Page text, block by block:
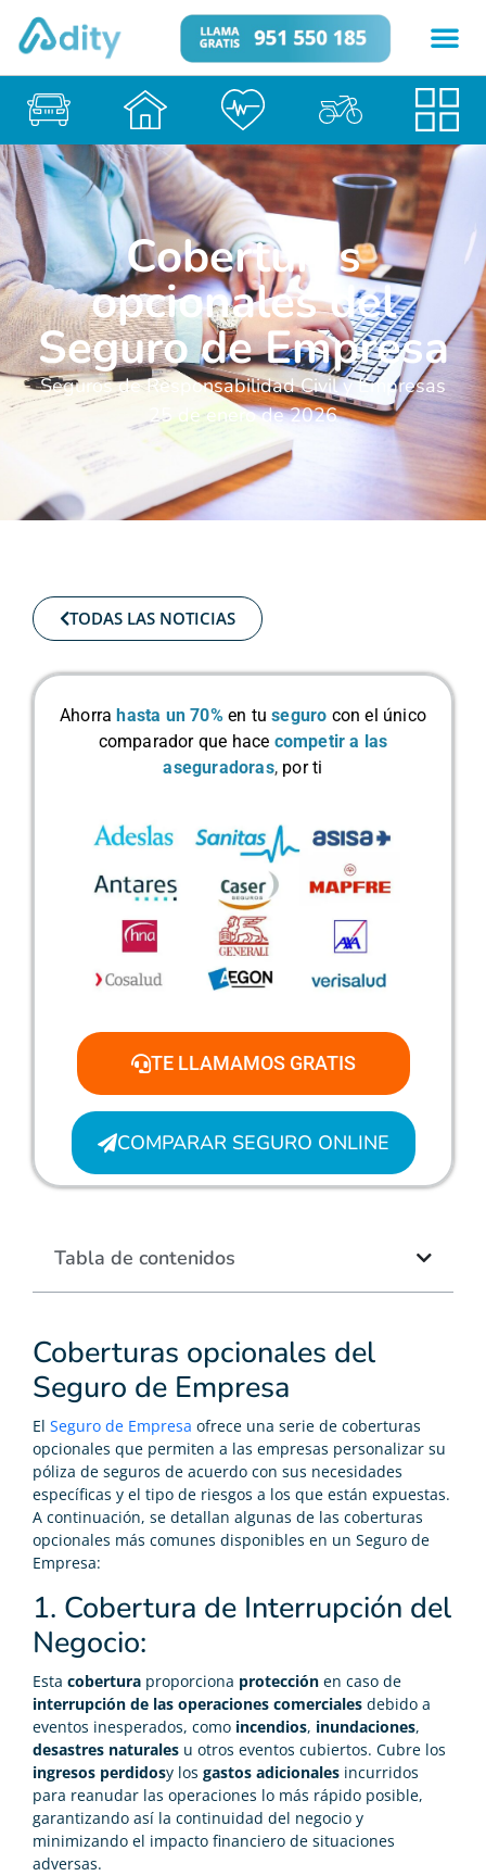
Coberturas
opcionales del
Seguro de Empresa
Seguros de Responsabilidad Civil y Empresas
25 de enero de 2026
Coberturas opcionales del
Seguro de Empresa
El Seguro de Empresa ofrece una serie de coberturas
opcionales que permiten a las empresas personalizar su
póliza de seguros de acuerdo con sus necesidades
específicas y el tipo de riesgos a los que están expuestas.
A continuación, se detallan algunas de las coberturas
opcionales más comunes disponibles en un Seguro de
Empresa:
1. Cobertura de Interrupción del
Negocio:
Esta cobertura proporciona protección en caso de
interrupción de las operaciones comerciales debido a
eventos inesperados, como incendios, inundaciones,
desastres naturales u otros eventos cubiertos. Cubre los
ingresos perdidosy los gastos adicionales incurridos
para reanudar las operaciones lo más rápido posible,
garantizando así la continuidad del negocio y
minimizando el impacto financiero de situaciones
adversas.
TODAS LAS NOTICIAS
Ahorra hasta un 70% en tuseguro con el único
comparador que hace competir a las
aseguradoras, por ti
TE LLAMAMOS GRATIS
COMPARAR SEGURO ONLINE
Tabla de contenidos